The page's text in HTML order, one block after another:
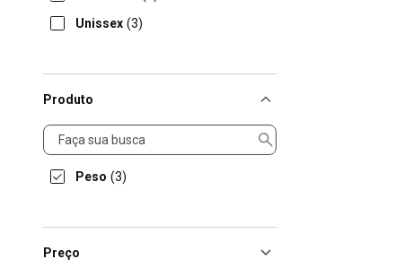
Unissex (3)
Produto
Produto
Peso (3)
Preço